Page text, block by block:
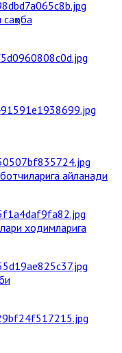
айланади
ходимларига